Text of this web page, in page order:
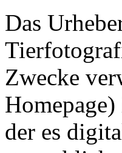
Das
Zwecke
der es